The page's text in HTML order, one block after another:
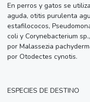
En perros y gatos se
aguda, otitis purulenta
estafilococos,
coli y Corynebacterium
por Malassezia
por Otodectes cynotis.
ESPECIES DE DESTINO